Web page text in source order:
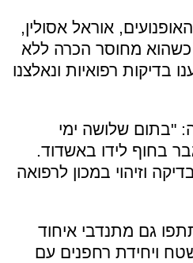
אוראל אסולין,
כשהוא מחוסר הכרה ללא
בדיקות רפואיות ונאלצנו
"בתום שלושה ימי
בחוף לידו באשדוד.
וזיהוי במכון לרפואה
גם מתנדבי איחוד
ויחידת רחפנים עם